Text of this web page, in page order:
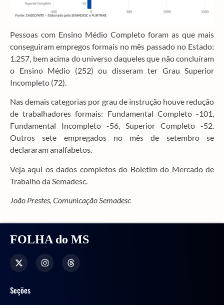
Pessoas com Ensino Médio Completo foram as que mais
conseguiram empregos formais no mês passado no Estado:
1.257, bem acima do universo daqueles que não concluíram
o Ensino Médio (252) ou disseram ter Grau Superior
Incompleto (72).
Nas demais categorias por grau de instrução houve redução
de trabalhadores formais: Fundamental Completo -101,
Fundamental Incompleto -56, Superior Completo -52.
Outros sete empregados no mês de setembro se
declararam analfabetos.
Veja aqui os dados completos do Boletim do Mercado de
Trabalho da Semadesc.
João Prestes, Comunicação Semadesc
FOLHA do MS
Seções